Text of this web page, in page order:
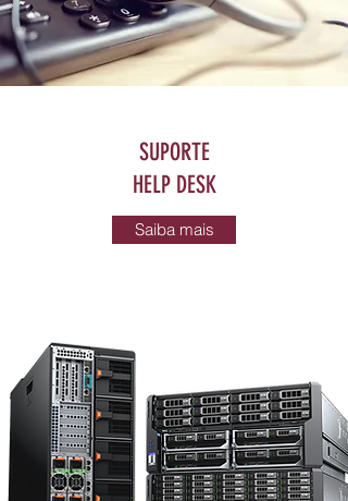
SUPORTE
HELP DESK
Saiba mais